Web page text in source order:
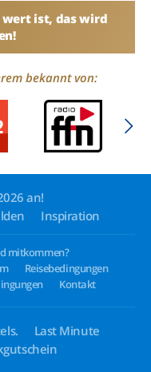
wert ist, das wird
bekannt von:
an!
Inspiration
mitkommen?
Reisebedingungen
Kontakt
Last Minute